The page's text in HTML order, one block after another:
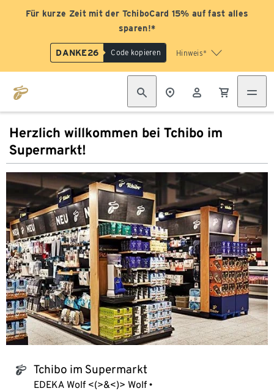
Für kurze Zeit mit der TchiboCard 15% auf fast alles
sparen!*
DANKE26 Code kopieren Hinweis*
Herzlich willkommen bei Tchibo im
Supermarkt!
tchibo_logo Tchibo im Supermarkt
EDEKA Wolf <(>&<)> Wolf